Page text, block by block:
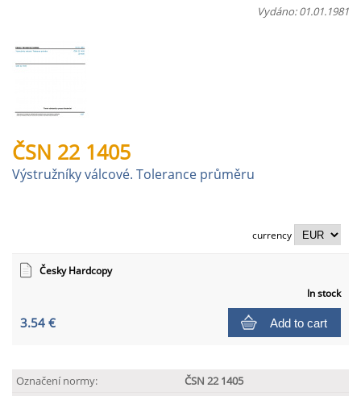
Vydáno: 01.01.1981
ČSN 22 1405
Výstružníky válcové. Tolerance průměru
currency
Česky Hardcopy
In stock
3.54 € Add to cart
Označení normy:
ČSN 22 1405